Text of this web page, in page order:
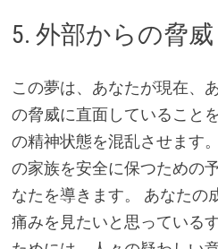
5. 外部からの脅威
この夢は、あなたが現在、
の脅威に直面していること
の精神状態を混乱させます
の家族を安全に保つための
なたを導きます。 あなたの
痛みを見たいと思っている